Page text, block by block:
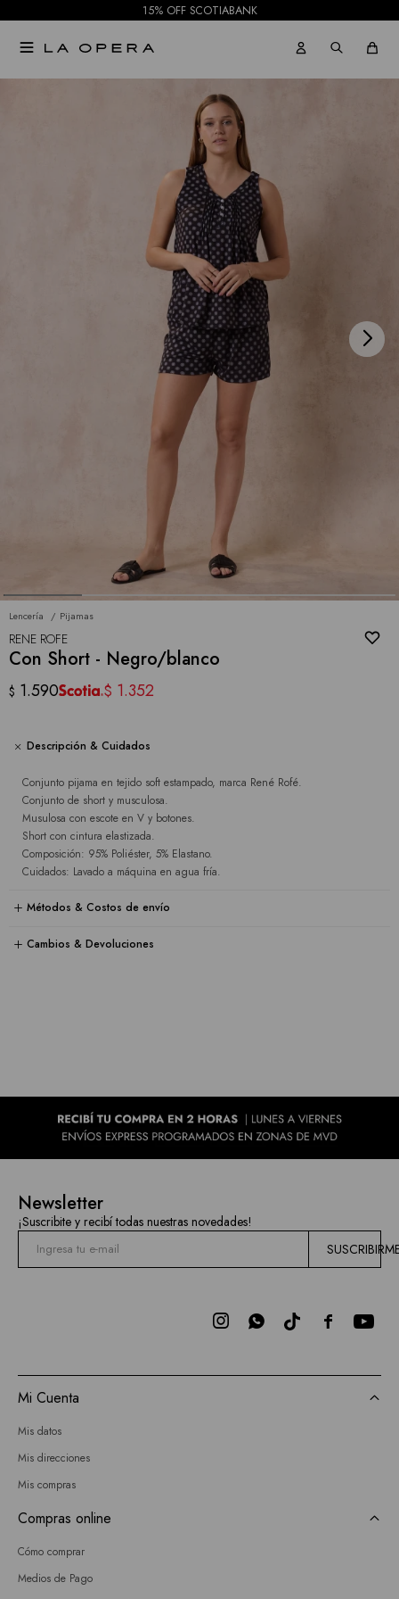
15% OFF SCOTIABANK

Lencería Pijamas
RENE ROFE
Con Short - Negro/blanco
$ 1.590 $ 1.352
Descripción & Cuidados
Conjunto pijama en tejido soft estampado, marca René Rofé.
Conjunto de short y musculosa.
Musulosa con escote en V y botones.
Short con cintura elastizada.
Composición: 95% Poliéster, 5% Elastano.
Cuidados: Lavado a máquina en agua fría.
Métodos & Costos de envío
Cambios & Devoluciones
NOTIFICARME
Newsletter
¡Suscribite y recibí todas nuestras novedades!

 
Mi Cuenta
Mis datos
Mis direcciones
Mis compras
Compras online
Cómo comprar
Medios de Pago